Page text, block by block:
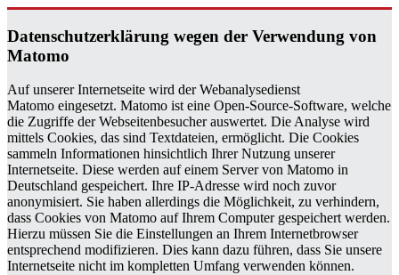
Da­ten­schutz­er­klä­rung wegen der Ver­wen­dung von
Ma­to­mo
Auf unserer Internetseite wird der Webanalysedienst
Matomo eingesetzt. Matomo ist eine Open-Source-Software, welche
die Zugriffe der Webseitenbesucher auswertet. Die Analyse wird
mittels Cookies, das sind Textdateien, ermöglicht. Die Cookies
sammeln Informationen hinsichtlich Ihrer Nutzung unserer
Internetseite. Diese werden auf einem Server von Matomo in
Deutschland gespeichert. Ihre IP-Adresse wird noch zuvor
anonymisiert. Sie haben allerdings die Möglichkeit, zu verhindern,
dass Cookies von Matomo auf Ihrem Computer gespeichert werden.
Hierzu müssen Sie die Einstellungen an Ihrem Internetbrowser
entsprechend modifizieren. Dies kann dazu führen, dass Sie unsere
Internetseite nicht im kompletten Umfang verwenden können.